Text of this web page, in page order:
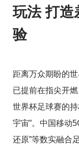
玩法 打
验
距离万众期盼的
已提前在指尖开
世界杯足球赛的
宇宙”。中国移动
还原”等数实融合